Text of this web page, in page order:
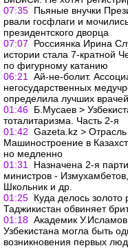
07:35 Пьяные внучки
рвали госфлаги и
президентского дворца
07:07
Россиянка Ирина
истории стала 7-кратной
по фигурному катанию
06:21
Ай-не-болит.
негосударственных
определила лучших
01:46 Б.Мусаев >
тоталитаризма. Часть 2-я
01:42 Gazeta.kz > Отрасль
Машиностроение в
но медленно
01:31
Назначена 2-я
министров -
Школьник и др.
01:25 Куда делось
Таджикистан обвиняет
01:18 Академик
Узбекистана могла быть
возникновения первых